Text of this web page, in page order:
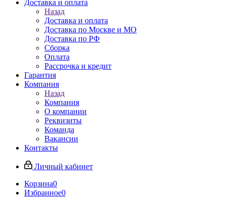
Доставка и оплата
Назад
Доставка и оплата
Доставка по Москве и МО
Доставка по РФ
Сборка
Оплата
Рассрочка и кредит
Гарантия
Компания
Назад
Компания
О компании
Реквизиты
Команда
Вакансии
Контакты
Личный кабинет
Корзина0
Избранное0